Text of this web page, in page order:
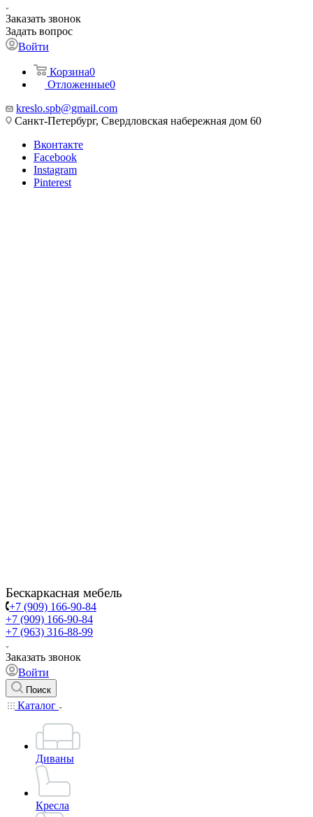
Заказать звонок
Задать вопрос
Войти
Корзина0
Отложенные0
kreslo.spb@gmail.com
Санкт-Петербург, Свердловская набережная дом 60
Вконтакте
Facebook
Instagram
Pinterest
Бескаркасная мебель
+7 (909) 166-90-84
+7 (909) 166-90-84
+7 (963) 316-88-99
Заказать звонок
Войти
Поиск
Каталог
Диваны
Кресла